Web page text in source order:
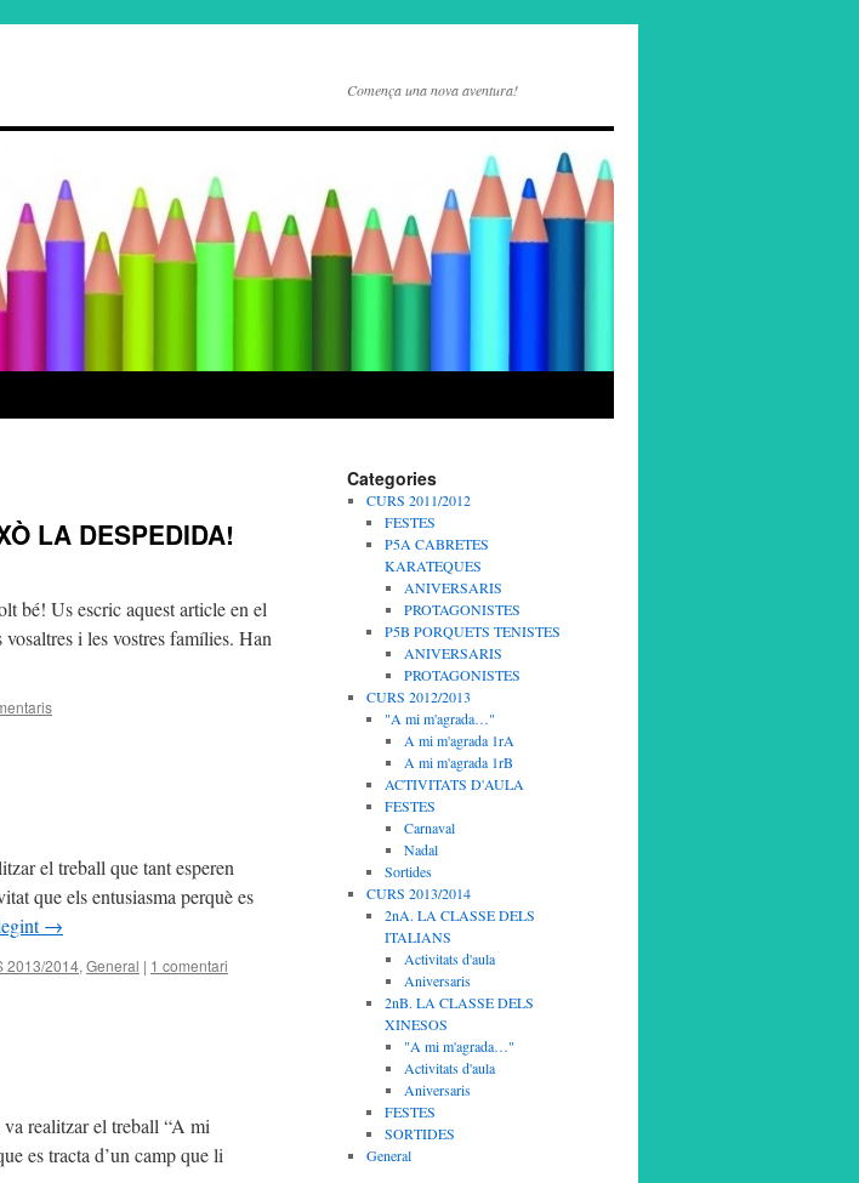
Comença una nova aventura!
LA DESPEDIDA!
bé! Us escric aquest article en el
i les vostres famílies. Han
el treball que tant esperen
que els entusiasma perquè es
→
2013/2014, General | 1 comentari
realitzar el treball “A mi
es tracta d’un camp que li
Categories
CURS 2011/2012
FESTES
P5A CABRETES
KARATEQUES
ANIVERSARIS
PROTAGONISTES
P5B PORQUETS TENISTES
ANIVERSARIS
PROTAGONISTES
CURS 2012/2013
"A mi m'agrada…"
A mi m'agrada 1rA
A mi m'agrada 1rB
ACTIVITATS D'AULA
FESTES
Carnaval
Nadal
Sortides
CURS 2013/2014
2nA. LA CLASSE DELS
ITALIANS
Activitats d'aula
Aniversaris
2nB. LA CLASSE DELS
XINESOS
"A mi m'agrada…"
Activitats d'aula
Aniversaris
FESTES
SORTIDES
General